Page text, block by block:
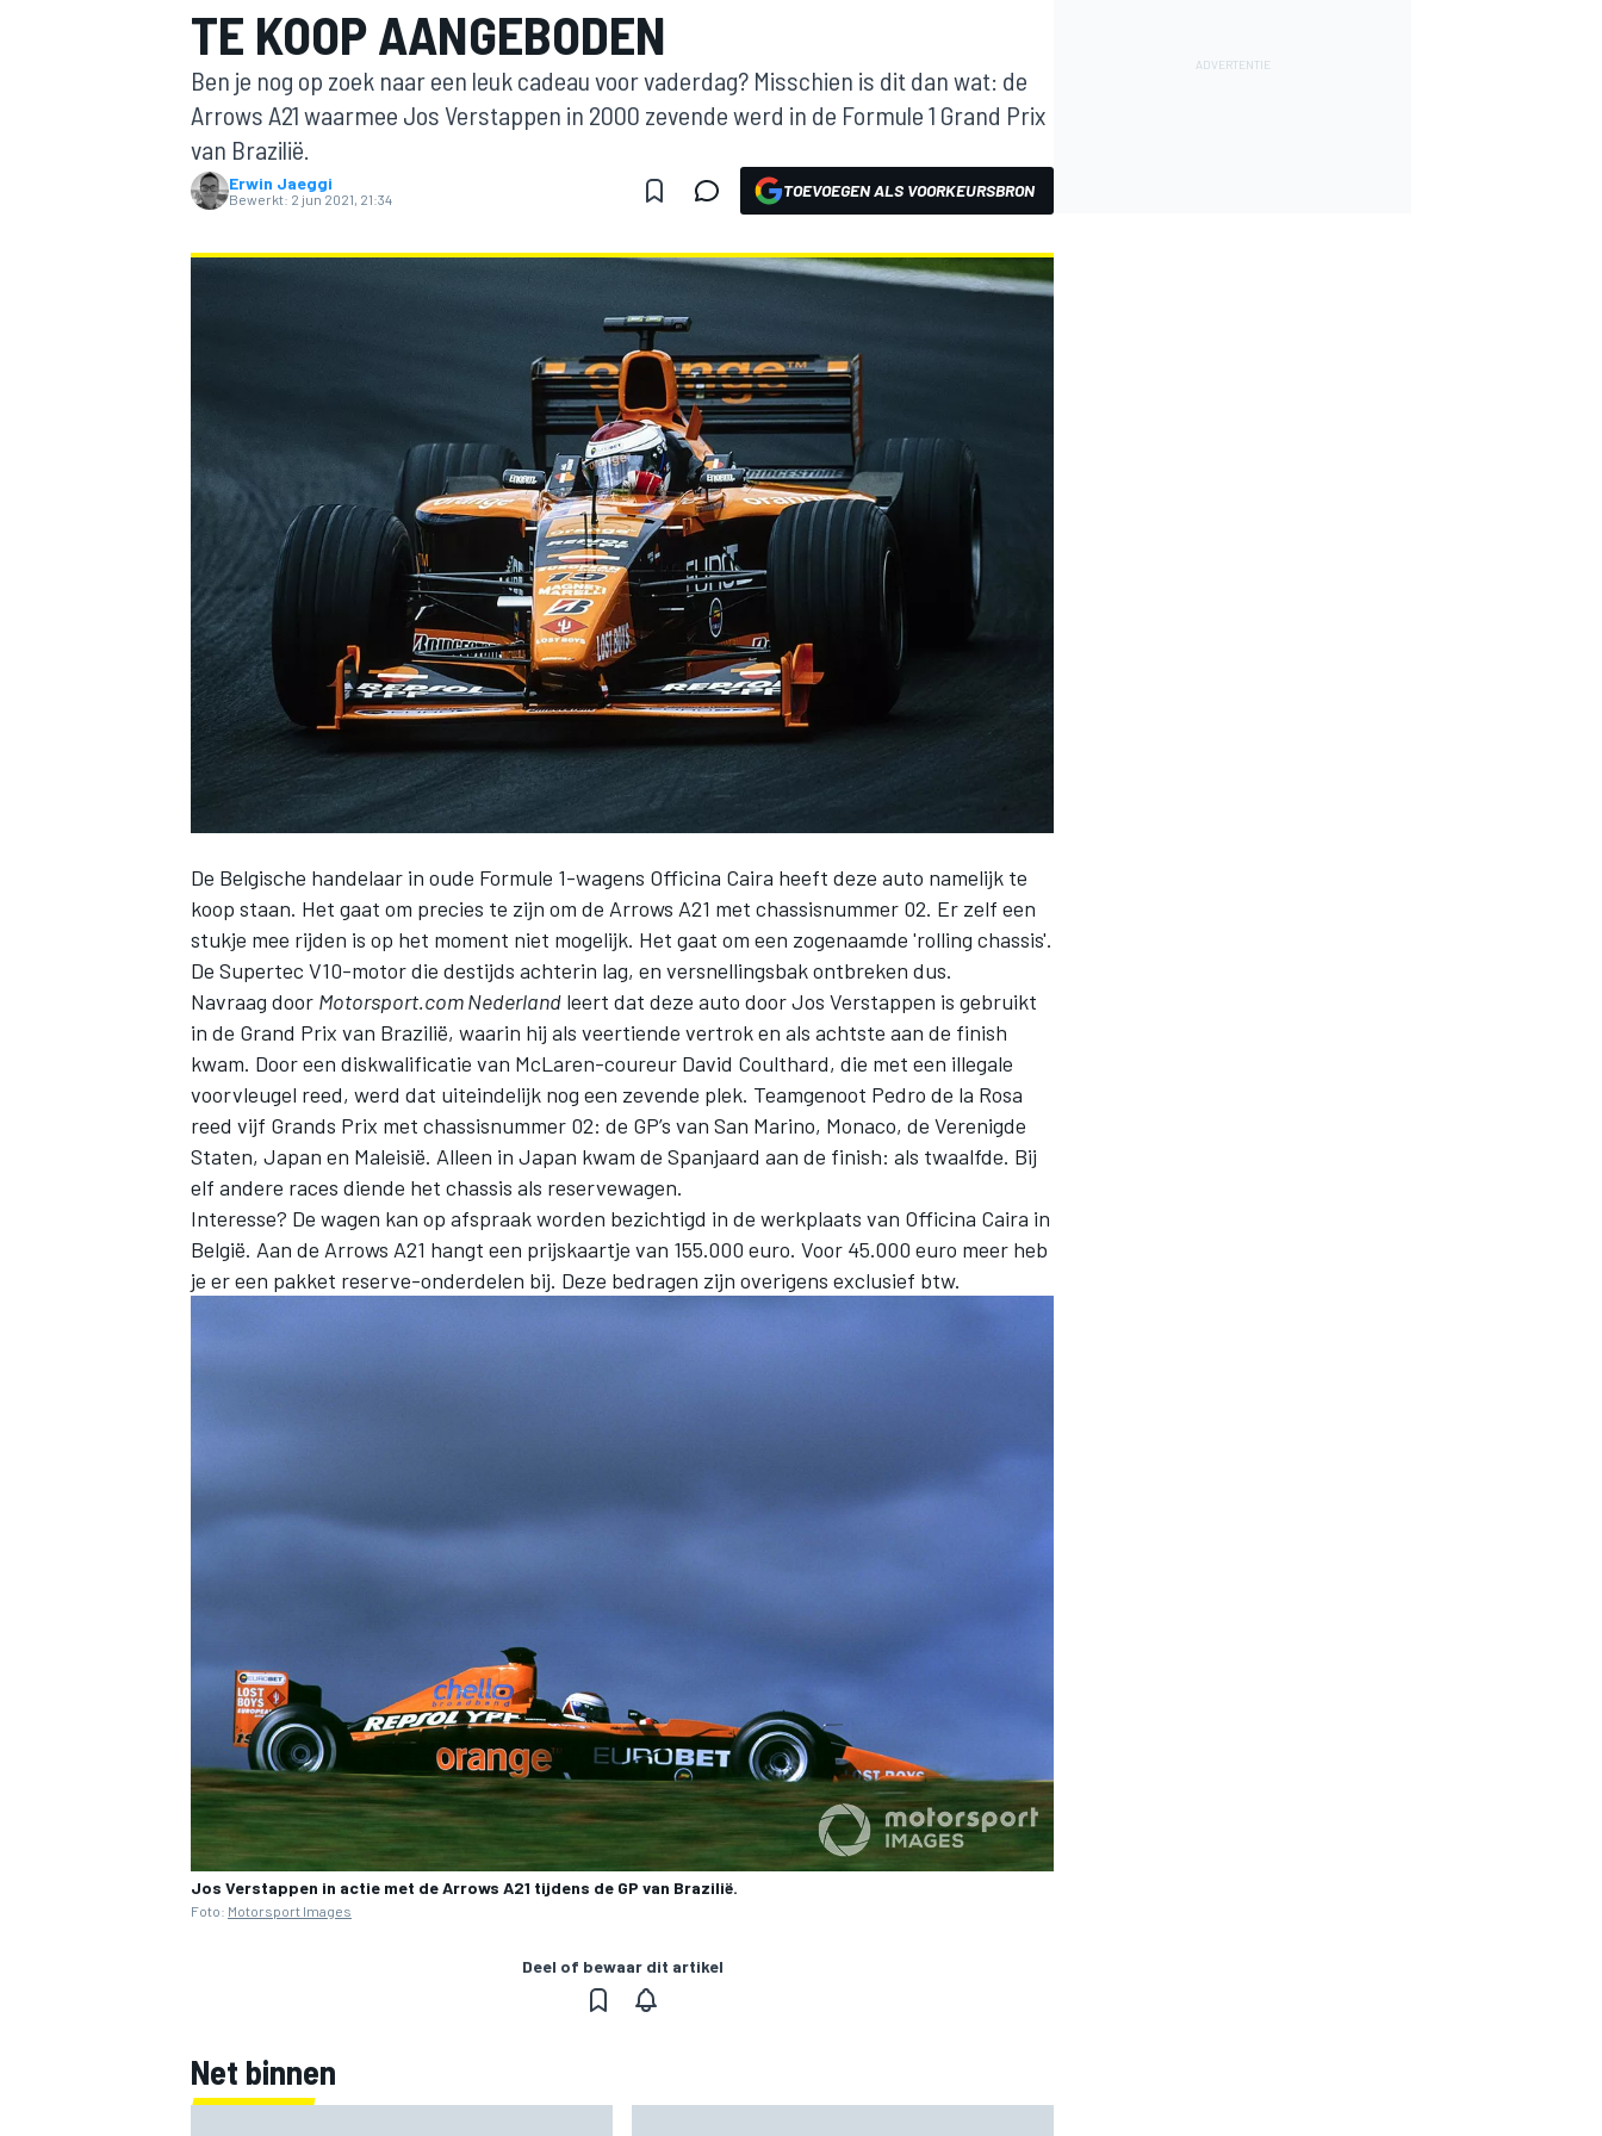
MOTOGP
INDYCAR
WEC DTM
TE KOOP AANGEBODEN
Ben je nog op zoek naar een leuk cadeau voor vaderdag? Misschien is dit dan wat: de
Arrows A21 waarmee Jos Verstappen in 2000 zevende werd in de Formule 1 Grand Prix
van Brazilië.
Erwin Jaeggi
Bewerkt: 2 jun 2021, 21:34 TOEVOEGEN ALS VOORKEURSBRON
De Belgische handelaar in oude Formule 1-wagens Officina Caira heeft deze auto namelijk te
koop staan. Het gaat om precies te zijn om de Arrows A21 met chassisnummer 02. Er zelf een
stukje mee rijden is op het moment niet mogelijk. Het gaat om een zogenaamde 'rolling chassis'.
De Supertec V10-motor die destijds achterin lag, en versnellingsbak ontbreken dus.
Navraag door Motorsport.com Nederland leert dat deze auto doorJos Verstappen is gebruikt
in de Grand Prix van Brazilië, waarin hij als veertiende vertrok en als achtste aan de finish
kwam. Door een diskwalificatie van McLaren-coureur David Coulthard, die met een illegale
voorvleugel reed, werd dat uiteindelijk nog een zevende plek. Teamgenoot Pedro de la Rosa
reed vijf Grands Prix met chassisnummer 02: de GP’s van San Marino, Monaco, de Verenigde
Staten, Japan en Maleisië. Alleen in Japan kwam de Spanjaard aan de finish: als twaalfde. Bij
elf andere races diende het chassis als reservewagen.
Interesse? De wagen kan op afspraak worden bezichtigd in de werkplaats van Officina Caira in
België. Aan de Arrows A21 hangt een prijskaartje van 155.000 euro. Voor 45.000 euro meer heb
je er een pakket reserve-onderdelen bij. Deze bedragen zijn overigens exclusief btw.
Jos Verstappen in actie met de Arrows A21 tijdens de GP van Brazilië.
Foto: Motorsport Images
Deel of bewaar dit artikel
Net binnen